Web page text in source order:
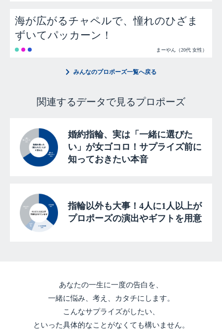
海が広がるチャペルで、憧れのひざま
ずいてパッカーン！
まーやん（20代 女性）
みんなのプロポーズ一覧へ戻る
関連するデータで見るプロポーズ
婚約指輪、実は「一緒に選びた
い」が女ゴコロ！サプライズ前に
知っておきたい本音
指輪以外も大事！4人に1人以上が
プロポーズの演出やギフトを用意
あなたの一生に一度の告白を、
一緒に悩み、考え、カタチにします。
こんなサプライズがしたい、
といった具体的なことがなくても構いません。